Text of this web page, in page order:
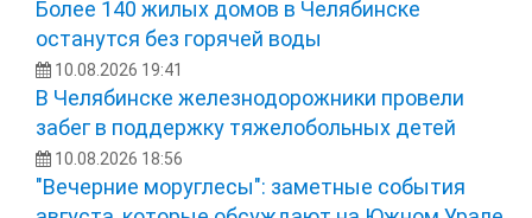
Более 140 жилых домов в Челябинске
останутся без горячей воды
10.08.2026 19:41
В Челябинске железнодорожники провели
забег в поддержку тяжелобольных детей
10.08.2026 18:56
"Вечерние моруглесы": заметные события